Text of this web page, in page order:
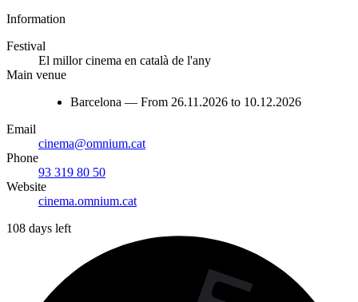
Information
Festival
El millor cinema en català de l'any
Main venue
Barcelona — From 26.11.2026 to 10.12.2026
Email
cinema@omnium.cat
Phone
93 319 80 50
Website
cinema.omnium.cat
108 days left